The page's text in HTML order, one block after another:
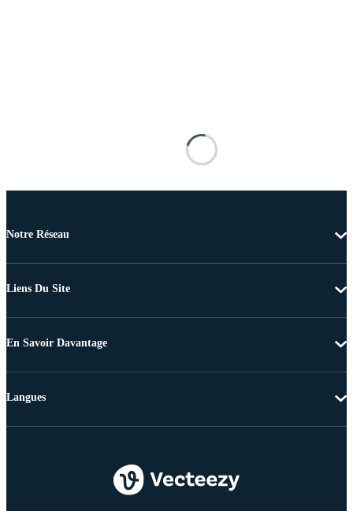
Notre Réseau
Liens Du Site
En Savoir Davantage
Langues